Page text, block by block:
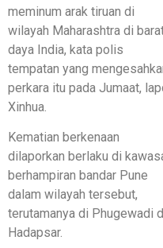
meminum arak tiruan di
wilayah Maharashtra di
daya India, kata polis
tempatan yang
perkara itu pada Jumaat,
Xinhua.
Kematian berkenaan
dilaporkan berlaku di
berhampiran bandar Pune
dalam wilayah tersebut,
terutamanya di Phugewadi
Hadapsar.